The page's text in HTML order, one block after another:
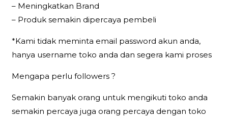
– Meningkatkan Brand
– Produk semakin dipercaya pembeli
*Kami tidak meminta email password akun anda,
hanya username toko anda dan segera kami proses
Mengapa perlu followers ?
Semakin banyak orang untuk mengikuti toko anda
semakin percaya juga orang percaya dengan toko